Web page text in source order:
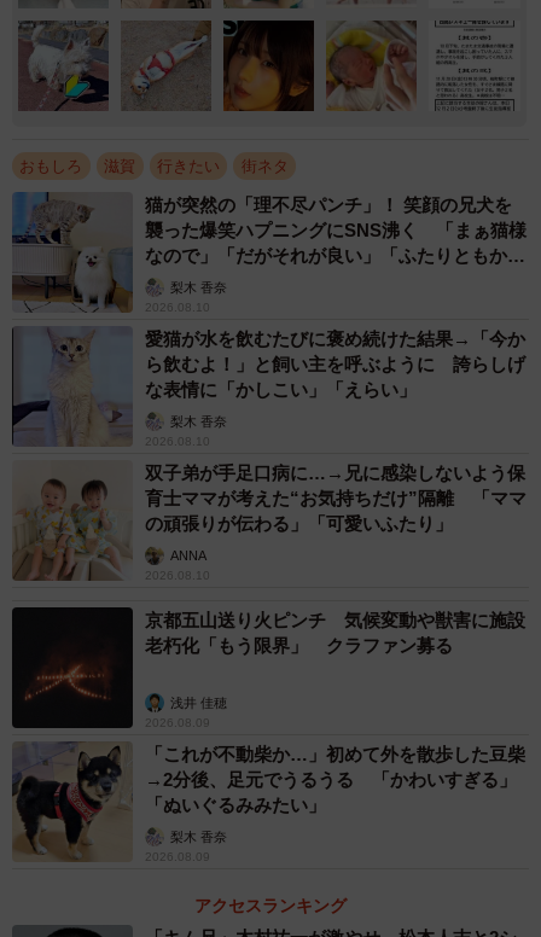
おもしろ 滋賀 行きたい 街ネタ
猫が突然の「理不尽パンチ」！ 笑顔の兄犬を
襲った爆笑ハプニングにSNS沸く 「まぁ猫様
なので」「だがそれが良い」「ふたりともかわ
いいね」
梨木 香奈
2026.08.10
愛猫が水を飲むたびに褒め続けた結果→「今か
ら飲むよ！」と飼い主を呼ぶように 誇らしげ
な表情に「かしこい」「えらい」
梨木 香奈
2026.08.10
双子弟が手足口病に…→兄に感染しないよう保
育士ママが考えた“お気持ちだけ”隔離 「ママ
の頑張りが伝わる」「可愛いふたり」
ANNA
2026.08.10
京都五山送り火ピンチ 気候変動や獣害に施設
老朽化「もう限界」 クラファン募る
浅井 佳穂
2026.08.09
「これが不動柴か…」初めて外を散歩した豆柴
→2分後、足元でうるうる 「かわいすぎる」
「ぬいぐるみみたい」
梨木 香奈
2026.08.09
アクセスランキング